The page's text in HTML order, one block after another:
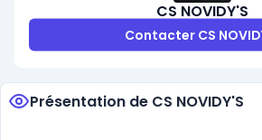
CS NOVIDY'S
Contacter CS
Présentation de CS NOVIDY'S